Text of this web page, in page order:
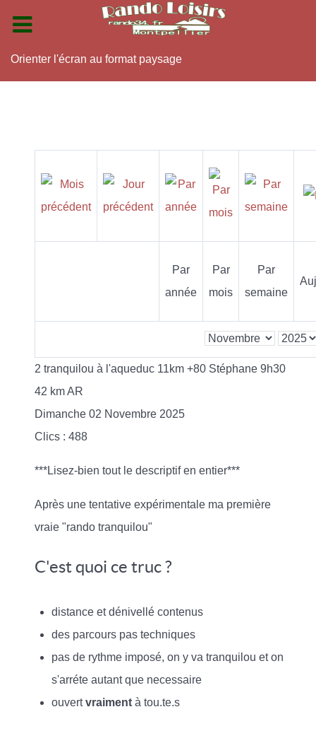
Orienter l'écran au format paysage
Par
année
Par
mois
Par
semaine
2 tranquilou à l'aqueduc 11km +80 Stéphane 9h30
42 km AR
Dimanche 02 Novembre 2025
Clics : 488
***Lisez-bien tout le descriptif en entier***
Après une tentative expérimentale ma première
vraie "rando tranquilou"
C'est quoi ce truc ?
distance et dénivellé contenus
des parcours pas techniques
pas de rythme imposé, on y va tranquilou et on
s'arréte autant que necessaire
ouvertvraiment à tou.te.s